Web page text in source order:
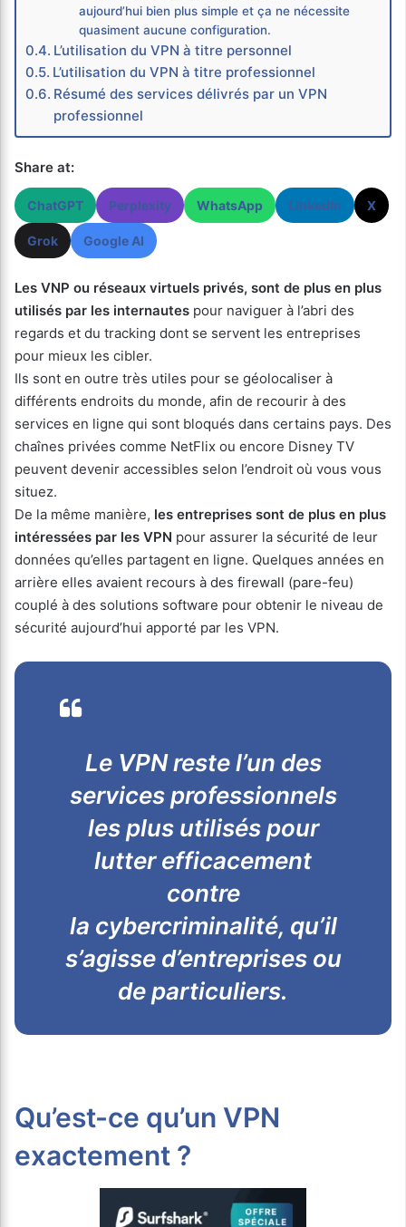
aujourd’hui bien plus simple et ça ne nécessite
quasiment aucune configuration.
L’utilisation du VPN à titre personnel
L’utilisation du VPN à titre professionnel
Résumé des services délivrés par un VPN
professionnel
Share at:
ChatGPT Perplexity WhatsApp LinkedIn X
Grok Google AI
Les VNP ou réseaux virtuels privés, sont de plus en plus
utilisés par les internautes pour naviguer à l’abri des
regards et du tracking dont se servent les entreprises
pour mieux les cibler.
Ils sont en outre très utiles pour se géolocaliser à
différents endroits du monde, afin de recourir à des
services en ligne qui sont bloqués dans certains pays. Des
chaînes privées comme NetFlix ou encore Disney TV
peuvent devenir accessibles selon l’endroit où vous vous
situez.
De la même manière, les entreprises sont de plus en plus
intéressées par les VPN pour assurer la sécurité de leur
données qu’elles partagent en ligne. Quelques années en
arrière elles avaient recours à des firewall (pare-feu)
couplé à des solutions software pour obtenir le niveau de
sécurité aujourd’hui apporté par les VPN.
Le VPN reste l’un des
services professionnels
les plus utilisés pour
lutter efficacement
contre
la cybercriminalité, qu’il
s’agisse d’entreprises ou
de particuliers.
Qu’est-ce qu’un VPN
exactement ?